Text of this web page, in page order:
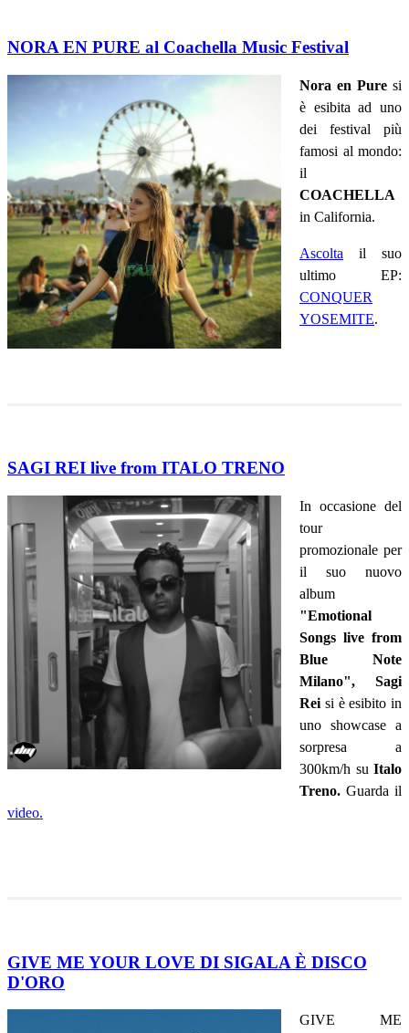
NORA EN PURE al Coachella Music Festival
Nora en Pure si
è esibita ad uno
dei festival più
famosi al mondo:
il
COACHELLA
in California.
Ascolta il suo
ultimo EP:
CONQUER
YOSEMITE.
SAGI REI live from ITALO TRENO
In occasione del
tour
promozionale per
il suo nuovo
album
"Emotional
Songs live from
Blue Note
Milano", Sagi
Rei si è esibito in
uno showcase a
sorpresa a
300km/h su Italo
Treno. Guarda il
video.
GIVE ME YOUR LOVE DI SIGALA È DISCO
D'ORO
GIVE ME